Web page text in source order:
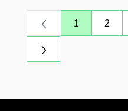
Page
1
Page
2